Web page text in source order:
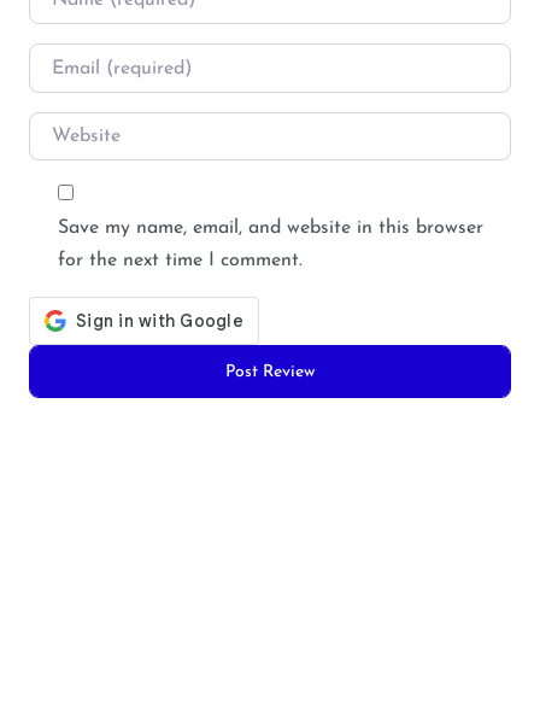
Email
Website
Save my name, email, and website in this browser
for the next time I comment.